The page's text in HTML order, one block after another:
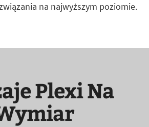
na najwyższym poziomie.
Plexi Na